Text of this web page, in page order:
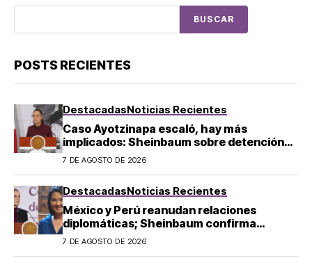
BUSCAR
POSTS RECIENTES
DestacadasNoticias Recientes
Caso Ayotzinapa escaló, hay más
implicados: Sheinbaum sobre detención
de Ángel Aguirre
7 DE AGOSTO DE 2026
DestacadasNoticias Recientes
México y Perú reanudan relaciones
diplomáticas; Sheinbaum confirma
llegada de Betssy Chávez al país
7 DE AGOSTO DE 2026